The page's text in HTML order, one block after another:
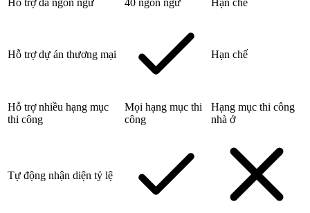
Hỗ trợ đa ngôn ngữ 40 ngôn ngữ Hạn chế
Hỗ trợ dự án thương mại Hạn chế
Hỗ trợ nhiều hạng mục
thi công
Mọi hạng mục thi
công
Hạng mục thi công
nhà ở
Tự động nhận diện tỷ lệ